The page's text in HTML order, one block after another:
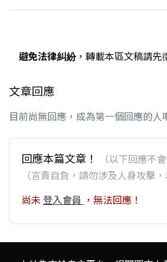
避免法律糾紛，轉載本區文稿請先
文章回應
目前尚無回應，成為第一個回應的人
回應本篇文章！
（以下回應不
（言責自負，請勿涉及人身攻擊，
尚未 登入會員 ，無法回應！